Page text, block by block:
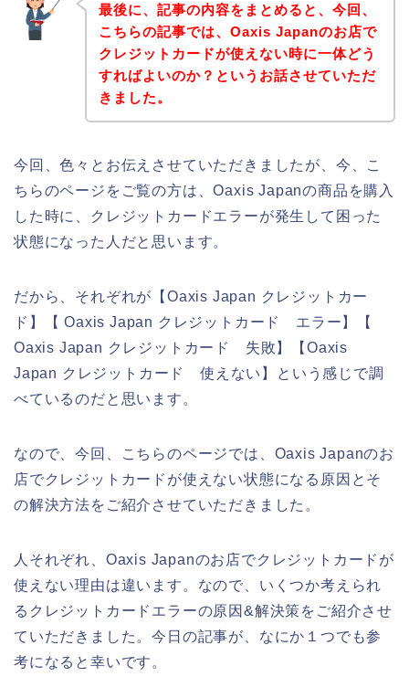
最後に、記事の内容をまとめると、今回、
こちらの記事では、Oaxis Japanのお店で
クレジットカードが使えない時に一体どう
すればよいのか？というお話させていただ
きました。
今回、色々とお伝えさせていただきましたが、今、こ
ちらのページをご覧の方は、Oaxis Japanの商品を購入
した時に、クレジットカードエラーが発生して困った
状態になった人だと思います。
だから、それぞれが【Oaxis Japan クレジットカー
ド】【 Oaxis Japan クレジットカード エラー】【
Oaxis Japan クレジットカード 失敗】【Oaxis
Japan クレジットカード 使えない】という感じで調
べているのだと思います。
なので、今回、こちらのページでは、Oaxis Japanのお
店でクレジットカードが使えない状態になる原因とそ
の解決方法をご紹介させていただきました。
人それぞれ、Oaxis Japanのお店でクレジットカードが
使えない理由は違います。なので、いくつか考えられ
るクレジットカードエラーの原因&解決策をご紹介させ
ていただきました。今日の記事が、なにか１つでも参
考になると幸いです。